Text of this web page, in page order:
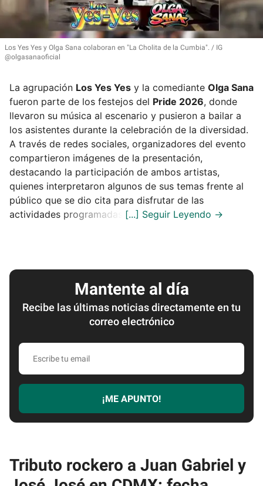
Los Yes Yes y Olga Sana colaboran en "La Cholita de la Cumbia".
IG
@olgasanaoficial
La agrupación Los Yes Yes y la comediante Olga Sana
fueron parte de los festejos del Pride 2026, donde
llevaron su música al escenario y pusieron a bailar a
los asistentes durante la celebración de la diversidad.
A través de redes sociales, organizadores del evento
compartieron imágenes de la presentación,
destacando la participación de ambos artistas,
quienes interpretaron algunos de sus temas frente al
público que se dio cita para disfrutar de las
actividades programadas.
Mantente al día
Recibe las últimas noticias directamente en tu
correo electrónico
Escribe
email
¡ME APUNTO!
Tributo rockero a Juan Gabriel y